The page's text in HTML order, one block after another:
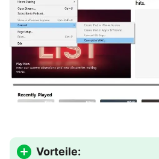
Vorteile: